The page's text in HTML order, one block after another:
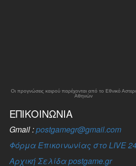
Οι προγνώσεις καιρού παρέχονται από το Εθνικό
Αθηνών
ΕΠΙΚΟΙΝΩΝΊΑ
Gmail :postgamegr@gmail.com
Φόρμα Επικοινωνίας στο LIVE
Αρχική Σελίδα postgame.gr